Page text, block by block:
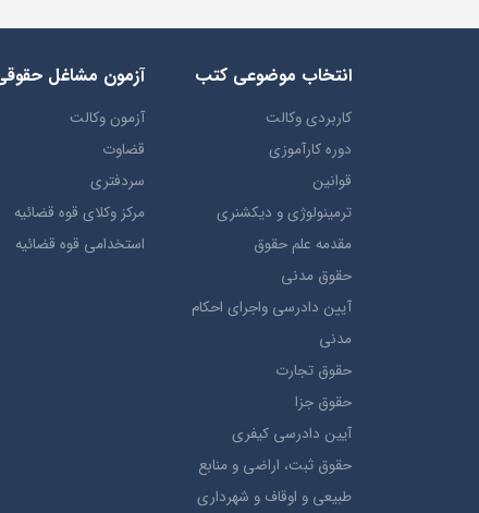
انتخاب​ موضوعي​ کتب
کاربردی وکالت
دوره کارآموزی
قوانین
ترمينولوژي و ديکشنري
مقدمه علم حقوق
حقوق مدني
آيين دادرسي ​واجراي ​احکام ​
مدني
حقوق تجارت
حقوق جزا
آيین دادرسی کیفری
حقوق ثبت، اراضي و منابع
طبيعي و اوقاف و شهرداری
آزمون مشاغل
آزمون وکالت
قضاوت
سردفتری
مرکز وکلای قوه قضائیه
استخدامی قوه قضائیه